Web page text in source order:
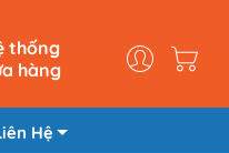
thống
hàng
Hệ